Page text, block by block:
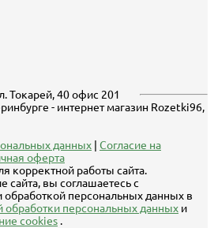
Токарей, 40 офис 201
- интернет магазин Rozetki96,
данных | Согласие на
оферта
корректной работы сайта.
сайта, вы соглашаетесь с
обработкой персональных данных в
обработки персональных данных и
cookies .